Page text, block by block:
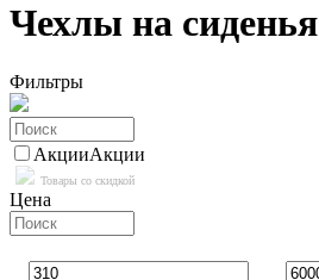
Чехлы на сиденья
Фильтры
АкцииАкции
Товары со скидкой
Цена